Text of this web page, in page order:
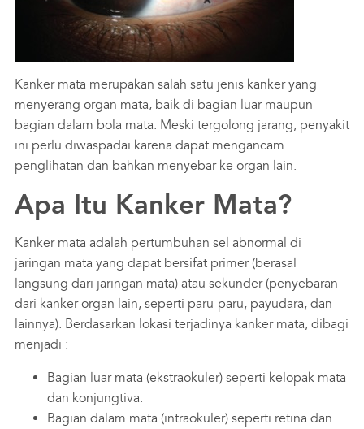
Event
Asuransi
Perpustakaan Digital
Kanker mata merupakan salah satu jenis kanker yang
menyerang organ mata, baik di bagian luar maupun
bagian dalam bola mata. Meski tergolong jarang, penyakit
ini perlu diwaspadai karena dapat mengancam
penglihatan dan bahkan menyebar ke organ lain.
Apa Itu Kanker Mata?
Kanker mata adalah pertumbuhan sel abnormal di
jaringan mata yang dapat bersifat primer (berasal
langsung dari jaringan mata) atau sekunder (penyebaran
dari kanker organ lain, seperti paru-paru, payudara, dan
lainnya). Berdasarkan lokasi terjadinya kanker mata, dibagi
menjadi :
Bagian luar mata (ekstraokuler) seperti kelopak mata
dan konjungtiva.
Bagian dalam mata (intraokuler) seperti retina dan